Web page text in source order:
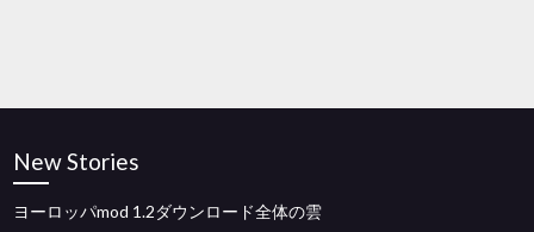
New Stories
ヨーロッパmod 1.2ダウンロード全体の雲